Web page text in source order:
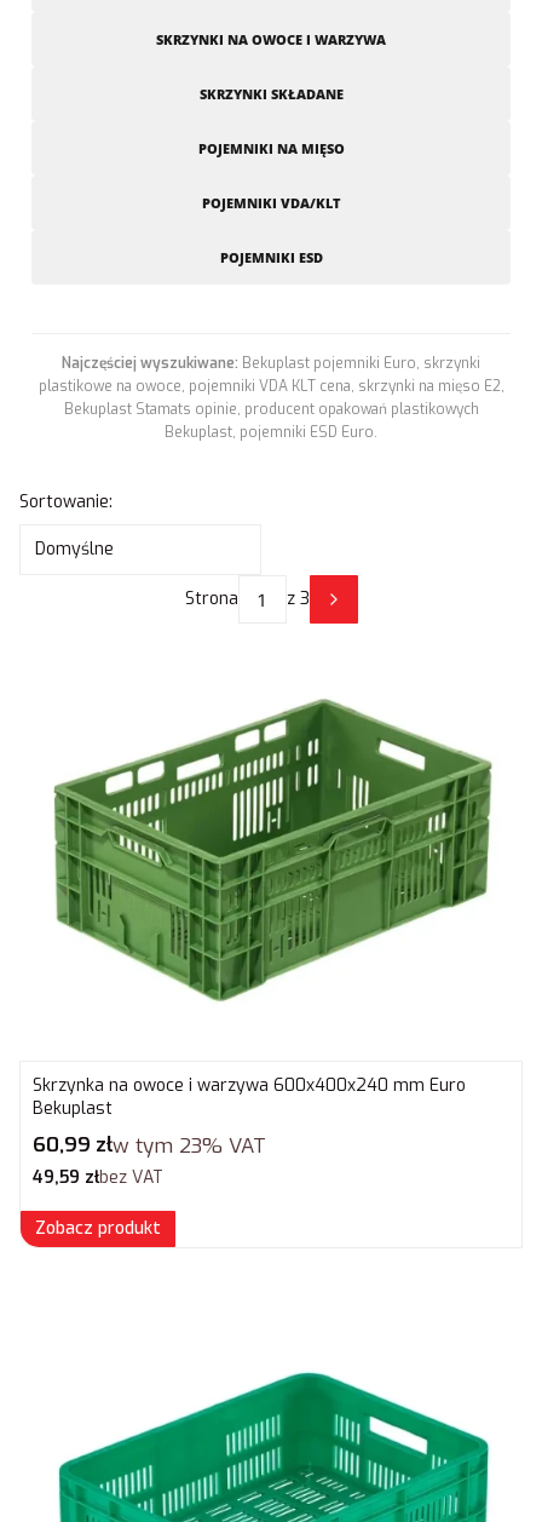
SKRZYNKI NA OWOCE I WARZYWA
SKRZYNKI SKŁADANE
POJEMNIKI NA MIĘSO
POJEMNIKI VDA/KLT
POJEMNIKI ESD
Najczęściej wyszukiwane: Bekuplast pojemniki Euro, skrzynki
plastikowe na owoce, pojemniki VDA KLT cena, skrzynki na mięso E2,
Bekuplast Stamats opinie, producent opakowań plastikowych
Bekuplast, pojemniki ESD Euro.
Lista produktów
Sortowanie:
Domyślne
Strona z 3 Następne produkty
Skrzynka na owoce i warzywa 600x400x240 mm Euro
Bekuplast
Cena brutto
60,99 złw tym 23% VAT
Cena netto
49,59 złbez VAT
Zobacz produkt